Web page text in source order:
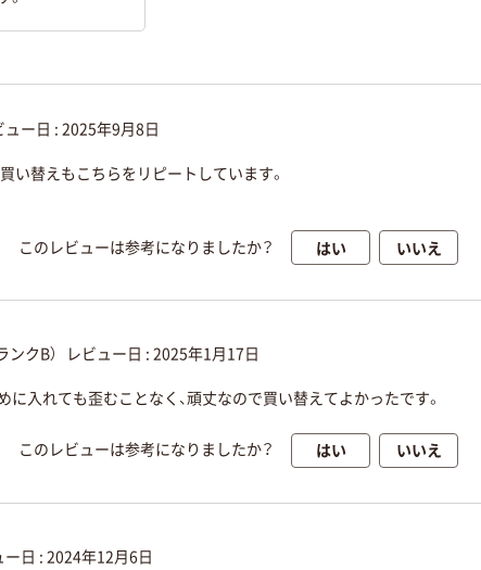
ュー日 : 2025年9月8日
い替えもこちらをリピートしています。
このレビューは参考になりましたか？ はい いいえ
ンクB） レビュー日 : 2025年1月17日
入れても歪むことなく、頑丈なので買い替えてよかったです。
このレビューは参考になりましたか？ はい いいえ
ー日 :2024年12月6日